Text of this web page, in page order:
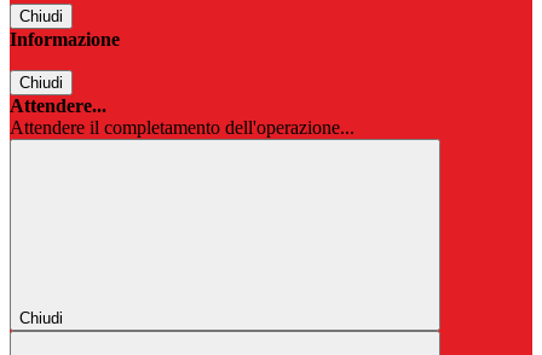
Chiudi
Informazione
Chiudi
Attendere...
Attendere il completamento dell'operazione...
Chiudi